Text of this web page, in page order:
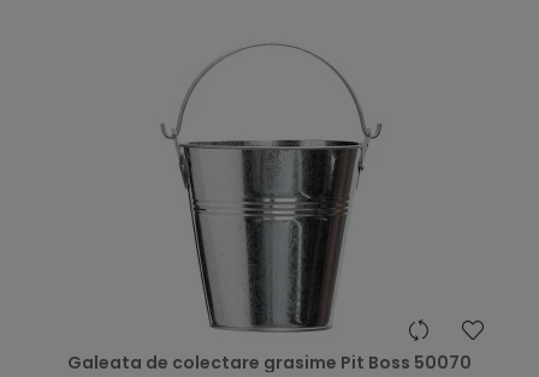
Galeata de colectare grasime Pit Boss 50070